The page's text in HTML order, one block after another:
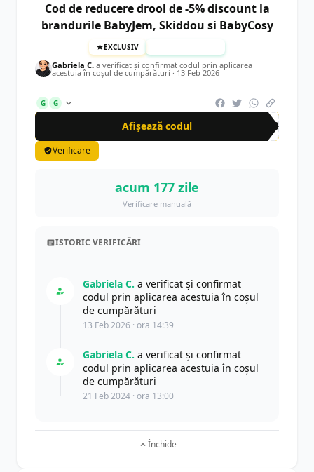
Cod de reducere drool de -5% discount la
brandurile BabyJem, Skiddou si BabyCosy
EXCLUSIV
Gabriela C. a verificat și confirmat codul prin aplicarea
acestuia în coșul de cumpărături · 13 Feb 2026
G G
Afișează codul PRO
Verificare
acum 177 zile
Verificare manuală
ISTORIC VERIFICĂRI
Gabriela C. a verificat și confirmat
codul prin aplicarea acestuia în coșul
de cumpărături
13 Feb 2026 · ora 14:39
Gabriela C. a verificat și confirmat
codul prin aplicarea acestuia în coșul
de cumpărături
21 Feb 2024 · ora 13:00
Închide